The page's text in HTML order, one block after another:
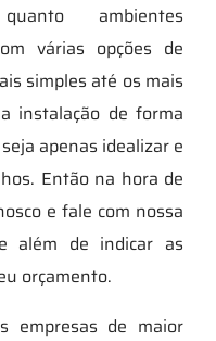
ambientes
várias opções de
simples até os mais
instalação de forma
apenas idealizar e
Então na hora de
e fale com nossa
além de indicar as
orçamento.
empresas de maior